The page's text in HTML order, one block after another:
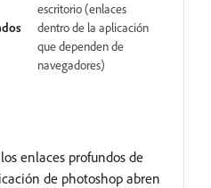
escritorio (enlaces
dentro de la aplicación
que dependen de
navegadores)
enlaces profundos de
de photoshop abren